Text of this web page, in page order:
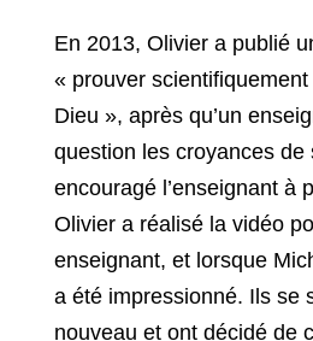
En 2013, Olivier a publié
« prouver scientifiquement
Dieu », après qu’un
question les croyances de
encouragé l’enseignant à
Olivier a réalisé la vidéo
enseignant, et lorsque
a été impressionné. Ils se
nouveau et ont décidé de